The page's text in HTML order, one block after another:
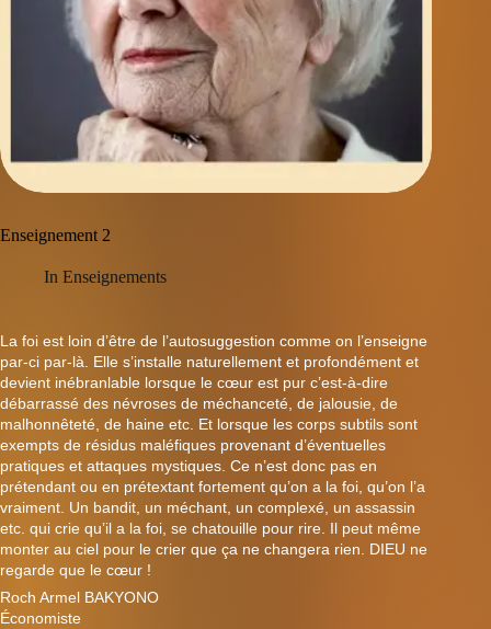
Enseignement 2
In Enseignements
La foi est loin d’être de l’autosuggestion comme on l’enseigne
par-ci par-là. Elle s’installe naturellement et profondément et
devient inébranlable lorsque le cœur est pur c’est-à-dire
débarrassé des névroses de méchanceté, de jalousie, de
malhonnêteté, de haine etc. Et lorsque les corps subtils sont
exempts de résidus maléfiques provenant d’éventuelles
pratiques et attaques mystiques. Ce n’est donc pas en
prétendant ou en prétextant fortement qu’on a la foi, qu’on l’a
vraiment. Un bandit, un méchant, un complexé, un assassin
etc. qui crie qu’il a la foi, se chatouille pour rire. Il peut même
monter au ciel pour le crier que ça ne changera rien. DIEU ne
regarde que le cœur !
Roch Armel BAKYONO
Économiste